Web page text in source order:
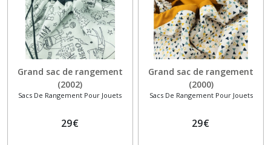
Grand sac de rangement
(2002)
Sacs De Rangement Pour Jouets
29€
Grand sac de rangement
(2000)
Sacs De Rangement Pour Jouets
29€